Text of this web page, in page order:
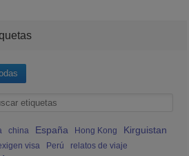
china España Hong Kong Kirguistan
visa Perú relatos de viaje